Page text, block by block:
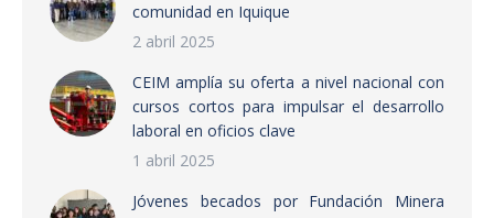
comunidad en Iquique
2 abril 2025
CEIM amplía su oferta a nivel nacional con
cursos cortos para impulsar el desarrollo
laboral en oficios clave
1 abril 2025
Jóvenes becados por Fundación Minera